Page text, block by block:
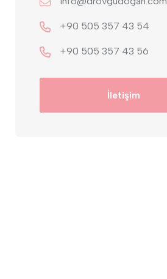
+90 505 357 43 54
+9‎0 505 357 43 56
İletişim